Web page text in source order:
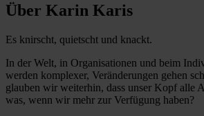
Über Karin Karis
Es knirscht, quietscht und knackt.
In der Welt, in Organisationen und beim
werden komplexer, Veränderungen gehen
glauben wir weiterhin, dass unser Kopf alle
was, wenn wir mehr zur Verfügung haben?